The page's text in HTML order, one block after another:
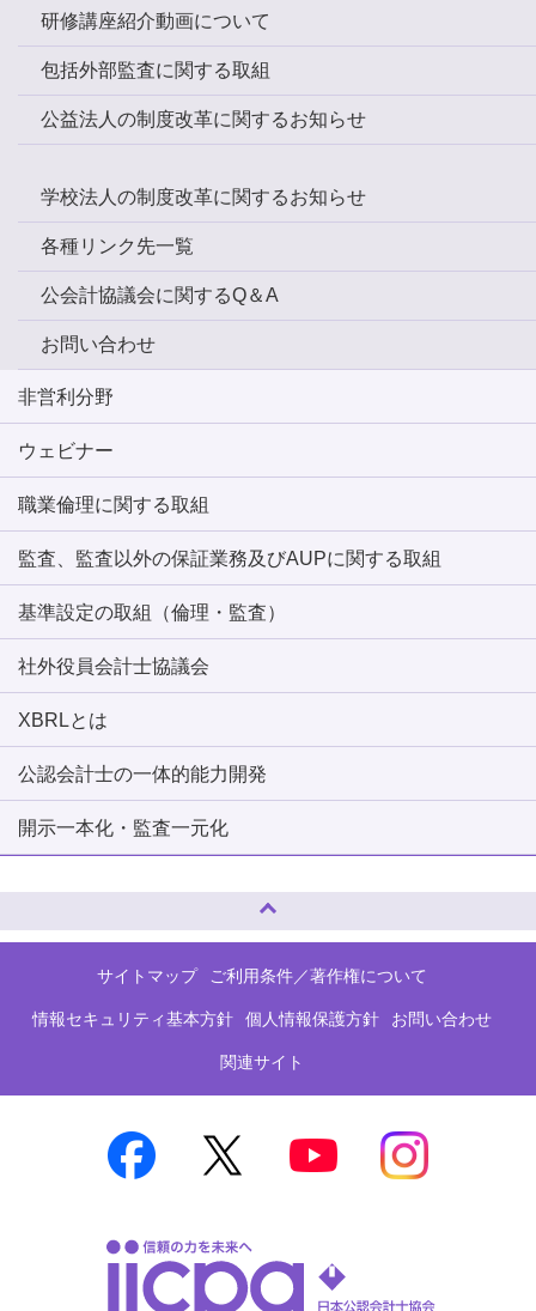
研修講座紹介動画について
包括外部監査に関する取組
公益法人の制度改革に関するお知らせ
学校法人の制度改革に関するお知らせ
各種リンク先一覧
公会計協議会に関するQ＆A
お問い合わせ
非営利分野
ウェビナー
職業倫理に関する取組
監査、監査以外の保証業務及びAUPに関する取組
基準設定の取組（倫理・監査）
社外役員会計士協議会
XBRLとは
公認会計士の一体的能力開発
開示一本化・監査一元化
サイトマップ ご利用条件／著作権について
情報セキュリティ基本方針 個人情報保護方針 お問い合わせ
関連サイト